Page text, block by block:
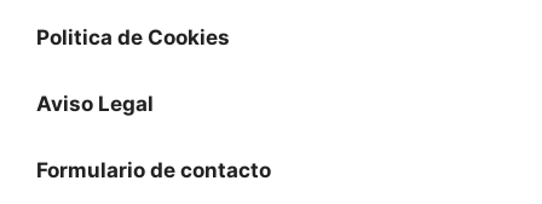
Politica de Cookies
Aviso Legal
Formulario de contacto